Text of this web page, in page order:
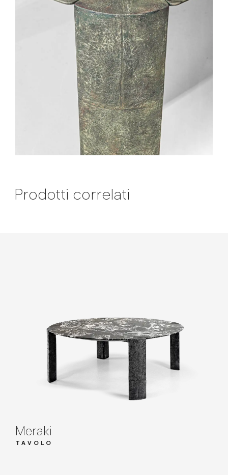
Prodotti correlati
Meraki
TAVOLO